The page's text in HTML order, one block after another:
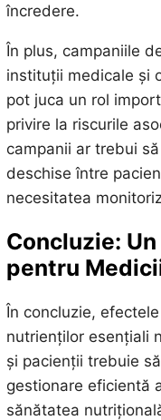
încredere.
În plus, campaniile
instituții medicale și
pot juca un rol
privire la riscurile
campanii ar trebui
deschise între
necesitatea
Concluzie:
pentru
În concluzie,
nutrienților esențiali
și pacienții trebuie
gestionare eficientă
sănătatea